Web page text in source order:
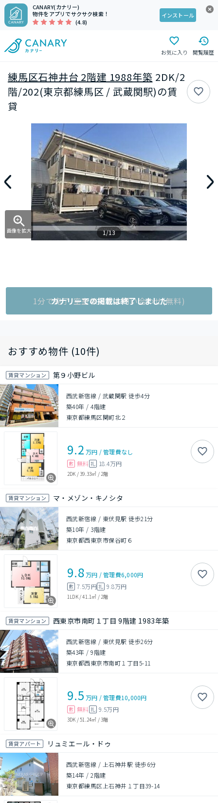
CANARY(カナリー)
物件をアプリでサクサク検索！
(4.8)
インストール
お気に入り 閲覧履歴
練馬区石神井台 2階建 1988年築 2DK/2
階/202(東京都練馬区 / 武蔵関駅)の賃
貸
画像を拡大 1/13
1分で完了!空室状況をお問い合わせ(無料)
カナリーでの掲載は終了しました
おすすめ物件 (10件)
賃貸マンション 第９小野ビル
西武新宿線 / 武蔵関駅 徒歩4分
築40年 /4階建
東京都練馬区関町北２
9.2 万円 /管理費なし
敷 無料 礼 18.4万円
2DK /39.33㎡ / 2階
賃貸マンション マ・メゾン・キノシタ
西武新宿線 / 東伏見駅 徒歩21分
築10年 / 3階建
東京都西東京市保谷町６
9.8万円 /管理費6,000円
敷 7.5万円礼 9.8万円
1LDK/41.1㎡ / 2階
賃貸マンション 西東京市南町１丁目 9階建 1983年築
西武新宿線 / 東伏見駅 徒歩26分
築43年 /9階建
東京都西東京市南町１丁目5-11
9.5 万円 /管理費10,000円
敷 無料 礼 9.5万円
3DK /51.24㎡ /3階
賃貸アパート リュミエール・ドゥ
西武新宿線 / 上石神井駅 徒歩6分
築14年 /2階建
東京都練馬区上石神井１丁目39-14